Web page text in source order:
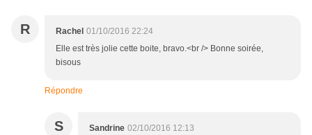
R Rachel 01/10/2016 22:24
Elle est très jolie cette boite, bravo.<br /> Bonne soirée,
bisous
Répondre
S Sandrine 02/10/2016 12:13